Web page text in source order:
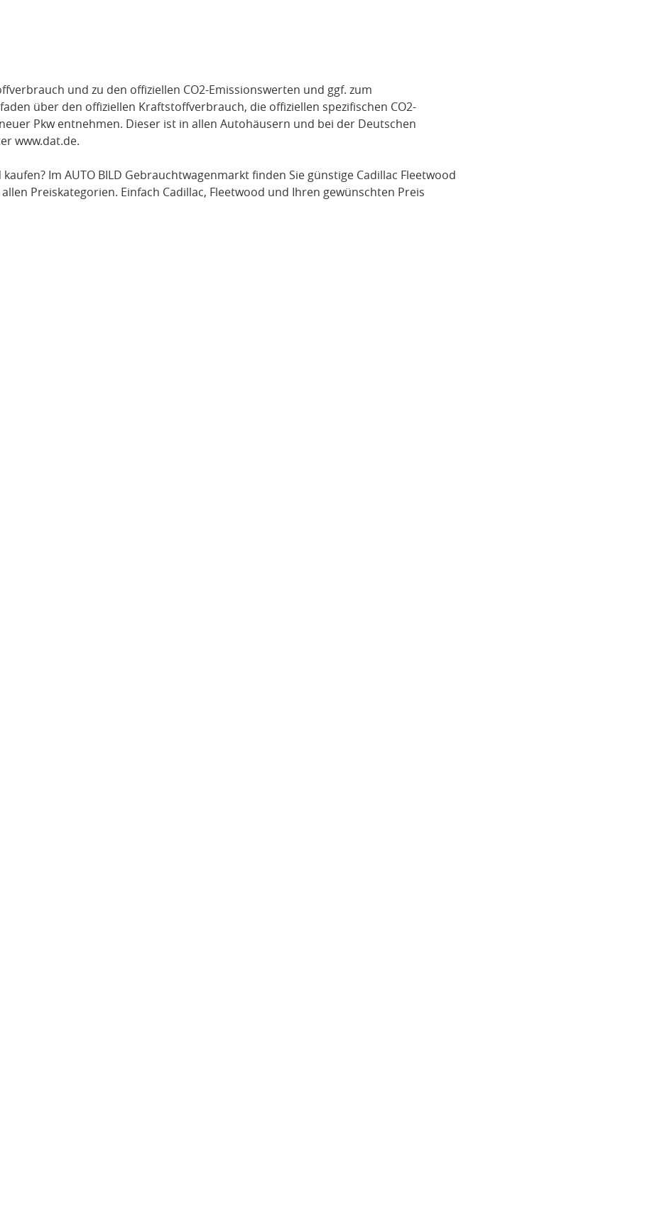
und zu den offiziellen CO2-Emissionswerten und ggf. zum
über den offiziellen Kraftstoffverbrauch, die offiziellen spezifischen CO2-
Pkw entnehmen. Dieser ist in allen Autohäusern und bei der Deutschen
www.dat.de.
kaufen? Im AUTO BILD Gebrauchtwagenmarkt finden Sie günstige Cadillac Fleetwood
Preiskategorien. Einfach Cadillac, Fleetwood und Ihren gewünschten Preis